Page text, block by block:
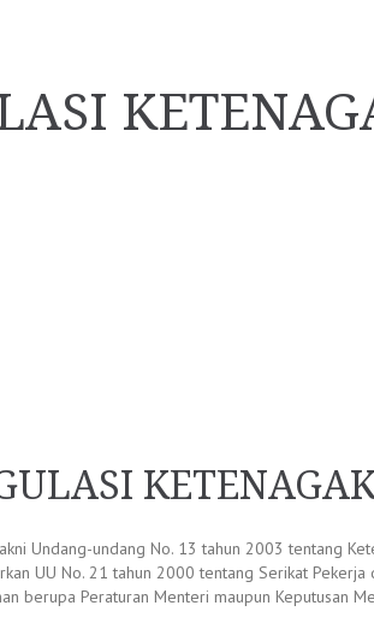
Undang-undang No. 13 tahun 2003 tentang
UU No. 21 tahun 2000 tentang Serikat
berupa Peraturan Menteri maupun Keputusan